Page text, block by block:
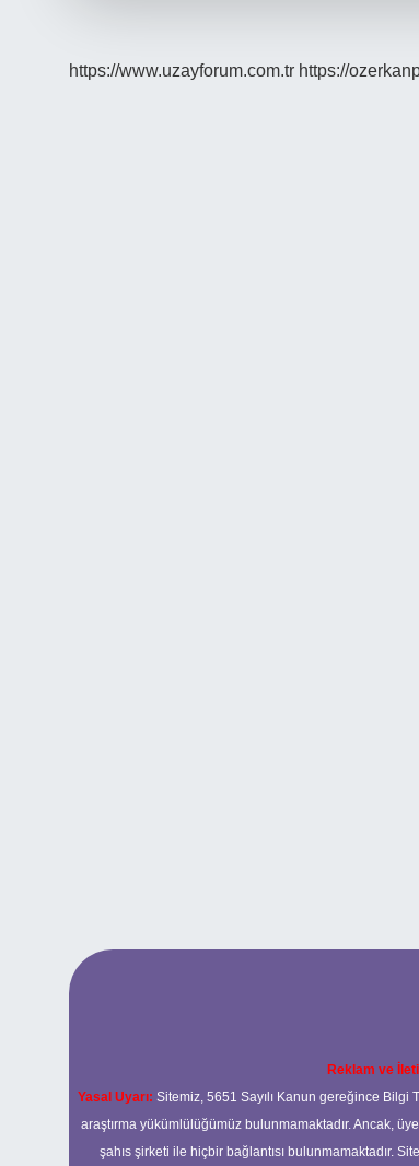
https://www.uzayforum.com.tr https://
Reklam ve
Yasal Uyarı: Sitemiz, 5651 Sayılı Kanun gereğince Bilgi
araştırma yükümlülüğümüz bulunmamaktadır. Ancak,
şahıs şirketi ile hiçbir bağlantısı bulunmamaktadır.